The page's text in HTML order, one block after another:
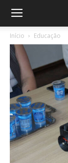
Início Educação